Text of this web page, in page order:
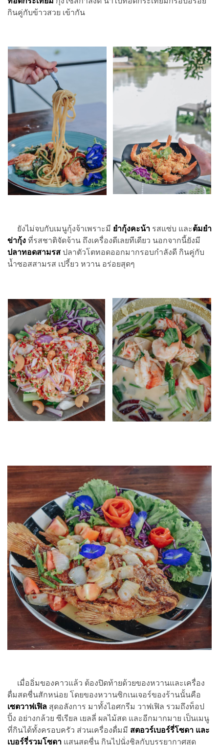
กินคู่กับข้าวสวย เข้ากัน
ยังไม่จบกับเมนูกุ้งจ้าเพราะมี ยำกุ้งคะน้า รสแซ่บ และต้มยำ
ข่ากุ้ง ที่รสชาติจัดจ้าน ถึงเครื่องดีเลยทีเดียว นอกจากนี้ยังมี
ปลาทอดสามรส ปลาตัวโตทอดออกมากรอบกำลังดี กินคู่กับ
น้ำซอสสามรส เปรี้ยว หวาน อร่อยสุดๆ
เมื่ออิ่มของคาวแล้ว ต้องปิดท้ายด้วยของหวานและเครื่อง
ดื่มสดชื่นสักหน่อย โดยของหวานซิกเนเจอร์ของร้านนั้นคือ
เซตวาฟเฟิล สุดอลังการ มาทั้งไอศกรีม วาฟเฟิล รวมถึงท็อป
ปิ้ง อย่างกล้วย ซีเรียล เยลลี่ ผลไม้สด และอีกมากมาย เป็นเมนู
ที่กินได้ทั้งครอบครัว ส่วนเครื่องดื่มมี สตอวร์เบอร์รี่โซดา และ
เบอร์รี่รวมโซดา แสนสดชื่น กินไปนั่งชิลกับบรรยากาศสุด